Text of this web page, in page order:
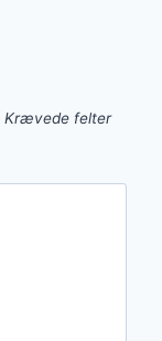
Krævede felter